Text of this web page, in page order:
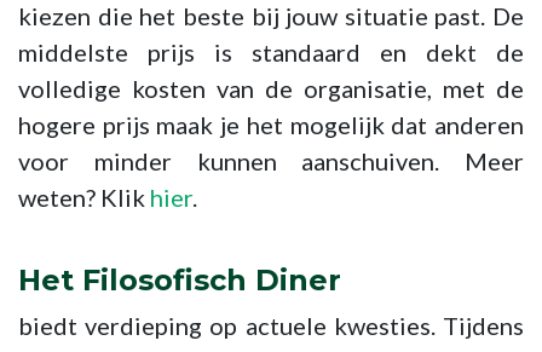
kiezen die het beste bij jouw situatie past. De
middelste prijs is standaard en dekt de
volledige kosten van de organisatie, met de
hogere prijs maak je het mogelijk dat anderen
voor minder kunnen aanschuiven. Meer
weten? Klik hier.
Het Filosofisch Diner
biedt verdieping op actuele kwesties. Tijdens